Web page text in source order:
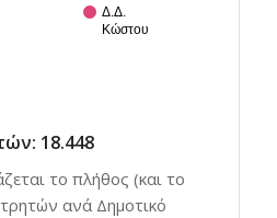
Δ.Δ.
Κώστου
18.448
το πλήθος (και το
ανά Δημοτικό